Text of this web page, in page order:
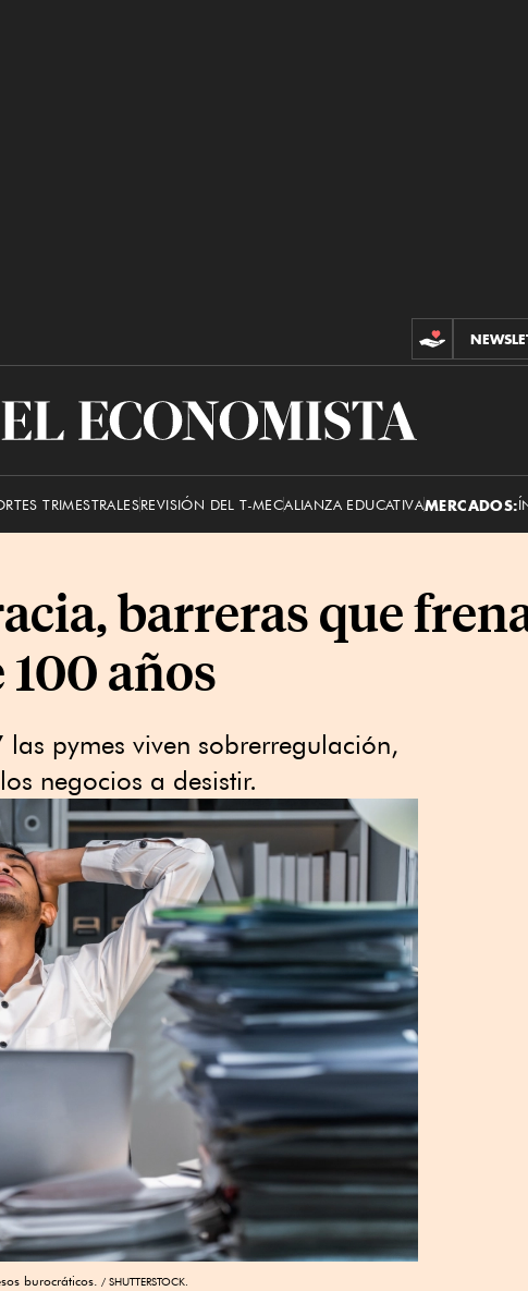
El
TRIMESTRALESREVISIÓN DEL T-MECALIANZA EDUCATIVAMERCADOS:
barreras que
años
las pymes viven sobrerregulación,
negocios a desistir.
burocráticos. SHUTTERSTOCK.